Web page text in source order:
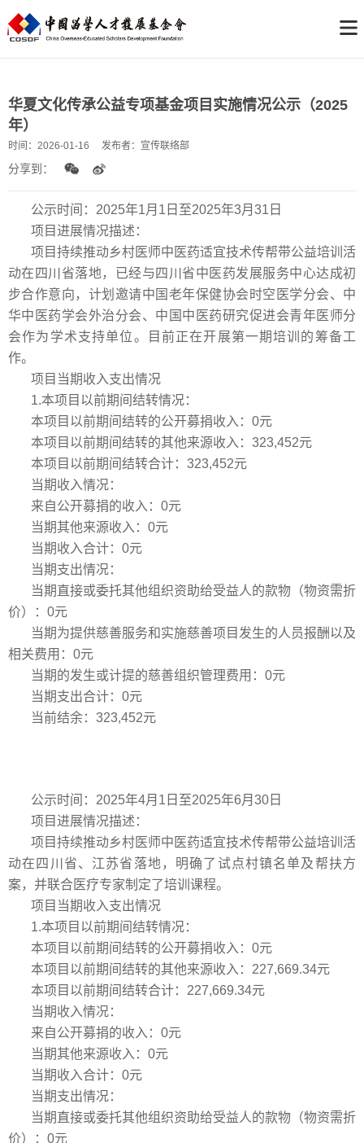
华夏文化传承公益专项基金项目实施情况公示（2025
年）
时间： 2026-01-16 发布者： 宣传联络部
分享到：
公示时间：2025年1月1日至2025年3月31日
项目进展情况描述：
项目持续推动乡村医师中医药适宜技术传帮带公益培训活
动在四川省落地，已经与四川省中医药发展服务中心达成初
步合作意向，计划邀请中国老年保健协会时空医学分会、中
华中医药学会外治分会、中国中医药研究促进会青年医师分
会作为学术支持单位。目前正在开展第一期培训的筹备工
作。
项目当期收入支出情况
1.本项目以前期间结转情况：
本项目以前期间结转的公开募捐收入：0元
本项目以前期间结转的其他来源收入：323,452元
本项目以前期间结转合计：323,452元
当期收入情况：
来自公开募捐的收入：0元
当期其他来源收入：0元
当期收入合计：0元
当期支出情况：
当期直接或委托其他组织资助给受益人的款物（物资需折
价）：0元
当期为提供慈善服务和实施慈善项目发生的人员报酬以及
相关费用：0元
当期的发生或计提的慈善组织管理费用：0元
当期支出合计：0元
当前结余：323,452元
公示时间：2025年4月1日至2025年6月30日
项目进展情况描述：
项目持续推动乡村医师中医药适宜技术传帮带公益培训活
动在四川省、江苏省落地，明确了试点村镇名单及帮扶方
案，并联合医疗专家制定了培训课程。
项目当期收入支出情况
1.本项目以前期间结转情况：
本项目以前期间结转的公开募捐收入：0元
本项目以前期间结转的其他来源收入：227,669.34元
本项目以前期间结转合计：227,669.34元
当期收入情况：
来自公开募捐的收入：0元
当期其他来源收入：0元
当期收入合计：0元
当期支出情况：
当期直接或委托其他组织资助给受益人的款物（物资需折
价）：0元